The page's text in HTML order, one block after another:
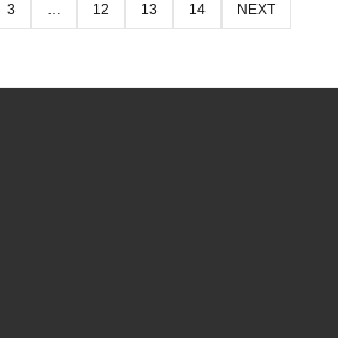
3 … 12 13 14 NEXT